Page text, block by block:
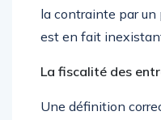
la contrainte par un
est en fait
La fiscalité des
Une définition